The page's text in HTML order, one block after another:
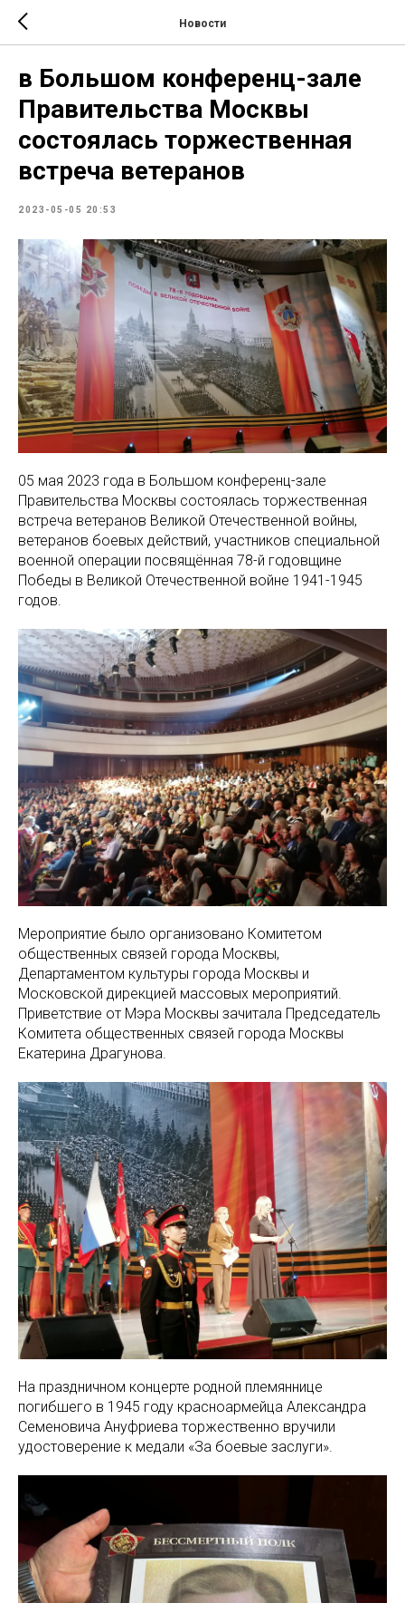
Новости
в Большом конференц-зале
Правительства Москвы
состоялась торжественная
встреча ветеранов
2023-05-05 20:53
05 мая 2023 года в Большом конференц-зале
Правительства Москвы состоялась торжественная
встреча ветеранов Великой Отечественной войны,
ветеранов боевых действий, участников специальной
военной операции посвящённая 78-й годовщине
Победы в Великой Отечественной войне 1941-1945
годов.
Мероприятие было организовано Комитетом
общественных связей города Москвы,
Департаментом культуры города Москвы и
Московской дирекцией массовых мероприятий.
Приветствие от Мэра Москвы зачитала Председатель
Комитета общественных связей города Москвы
Екатерина Драгунова.
На праздничном концерте родной племяннице
погибшего в 1945 году красноармейца Александра
Семеновича Ануфриева торжественно вручили
удостоверение к медали «За боевые заслуги».